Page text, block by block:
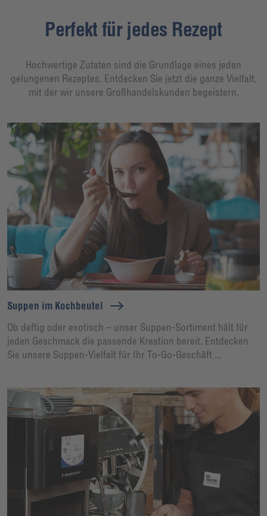
Perfekt für jedes Rezept
Hochwertige Zutaten sind die Grundlage eines jeden
gelungenen Rezeptes. Entdecken Sie jetzt die ganze Vielfalt,
mit der wir unsere Großhandelskunden begeistern.
Suppen im Kochbeutel
Ob deftig oder exotisch – unser Suppen-Sortiment hält für
jeden Geschmack die passende Kreation bereit. Entdecken
Sie unsere Suppen-Vielfalt für Ihr To-Go-Geschäft ...